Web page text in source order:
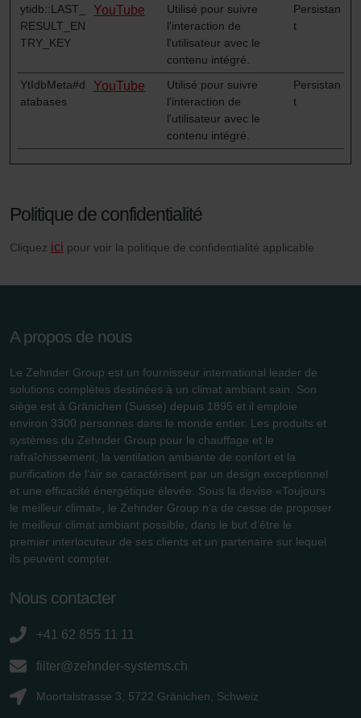
ytidb::LAST_
RESULT_EN
TRY_KEY
YouTube
Utilisé pour suivre
l'interaction de
l'utilisateur avec le
contenu intégré.
Persistan
t
YtIdbMeta#d
atabases
YouTube
Utilisé pour suivre
l'interaction de
l'utilisateur avec le
contenu intégré.
Persistan
t
Politique de confidentialité
Cliquez ici pour voir la politique de confidentialité applicable
A propos de nous
Le Zehnder Group est un fournisseur international leader de
solutions complètes destinées à un climat ambiant sain. Son
siège est à Gränichen (Suisse) depuis 1895 et il emploie
environ 3300 personnes dans le monde entier. Les produits et
systèmes du Zehnder Group pour le chauffage et le
rafraîchissement, la ventilation ambiante de confort et la
purification de l’air se caractérisent par un design exceptionnel
et une efficacité énergétique élevée. Sous la devise «Toujours
le meilleur climat», le Zehnder Group n’a de cesse de proposer
le meilleur climat ambiant possible, dans le but d’être le
premier interlocuteur de ses clients et un partenaire sur lequel
ils peuvent compter.
Nous contacter
+41 62 855 11 11
filter@zehnder-systems.ch
Moortalstrasse 3, 5722 Gränichen, Schweiz